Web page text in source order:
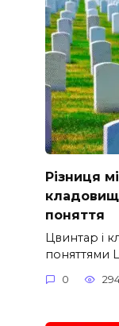
Різниця
поняття
Цвинтар і
поняттями
0